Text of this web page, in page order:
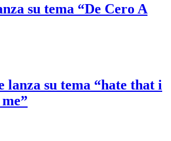
su tema “De Cero A
lanza su tema “hate that i